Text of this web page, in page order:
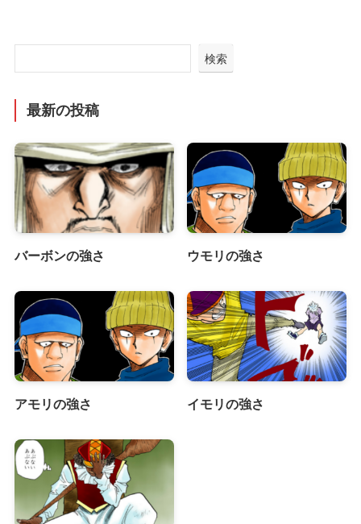
検索
最新の投稿
バーボンの強さ ウモリの強さ
アモリの強さ イモリの強さ